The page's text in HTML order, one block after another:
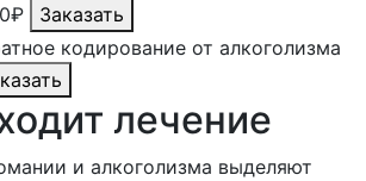
Заказать
кодирование от алкоголизма
лечение
и алкоголизма выделяют